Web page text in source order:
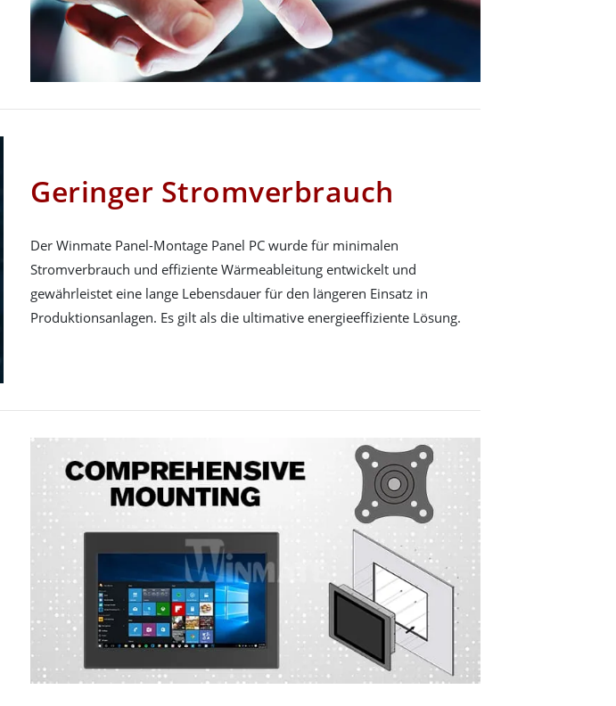
Geringer Stromverbrauch
Der Winmate Panel-Montage Panel PC wurde für minimalen
Stromverbrauch und effiziente Wärmeableitung entwickelt und
gewährleistet eine lange Lebensdauer für den längeren Einsatz in
Produktionsanlagen. Es gilt als die ultimative energieeffiziente Lösung.